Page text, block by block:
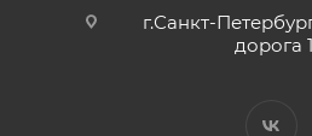
г.Санкт-
дорога